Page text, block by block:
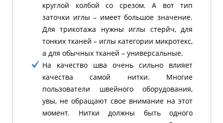
круглой колбой со срезом. А вот тип
заточки иглы – имеет большое значение.
Для трикотажа нужны иглы стерйч, для
тонких тканей – иглы категории микротекс,
а для обычных тканей – универсальные.
На качество шва очень сильно влияет
качества самой нитки. Многие
пользователи швейного оборудования,
увы, не обращают свое внимание на этот
момент. Нитки должны быть одного